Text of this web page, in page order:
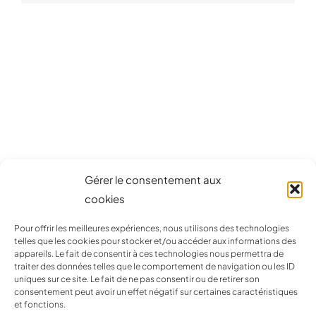
Gérer le consentement aux
cookies
Pour offrir les meilleures expériences, nous utilisons des technologies
telles que les cookies pour stocker et/ou accéder aux informations des
appareils. Le fait de consentir à ces technologies nous permettra de
traiter des données telles que le comportement de navigation ou les ID
uniques sur ce site. Le fait de ne pas consentir ou de retirer son
consentement peut avoir un effet négatif sur certaines caractéristiques
et fonctions.
Conseil en communication & développement des ventes
Création graphique / Print / Web / Art de la table